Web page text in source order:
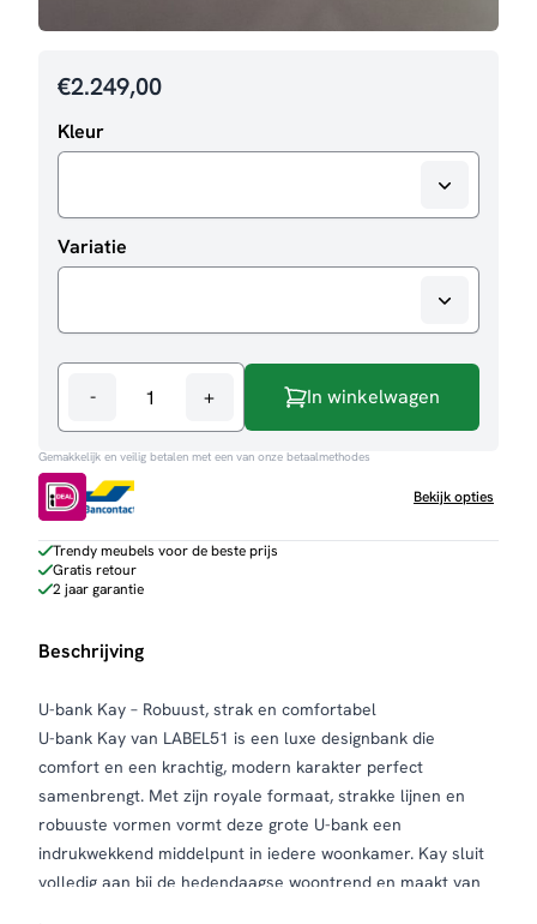
€2.249,00
Kleur
Variatie
-
bank
Kay
aantal
+ In winkelwagen
Gemakkelijk en veilig betalen met een van onze betaalmethodes
Bekijk opties
Trendy meubels voor de beste prijs
Gratis retour
2 jaar garantie
Beschrijving
U-bank Kay – Robuust, strak en comfortabel
U-bank Kay van LABEL51 is een luxe designbank die
comfort en een krachtig, modern karakter perfect
samenbrengt. Met zijn royale formaat, strakke lijnen en
robuuste vormen vormt deze grote U-bank een
indrukwekkend middelpunt in iedere woonkamer. Kay sluit
volledig aan bij de hedendaagse woontrend en maakt van